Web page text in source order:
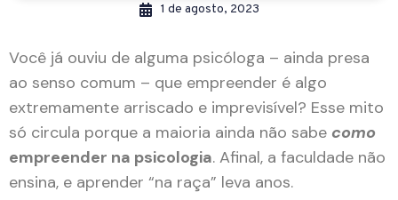
1 de agosto, 2023
Você já ouviu de alguma psicóloga – ainda presa
ao senso comum – que empreender é algo
extremamente arriscado e imprevisível? Esse mito
só circula porque a maioria ainda não sabe como
empreender na psicologia. Afinal, a faculdade não
ensina, e aprender “na raça” leva anos.